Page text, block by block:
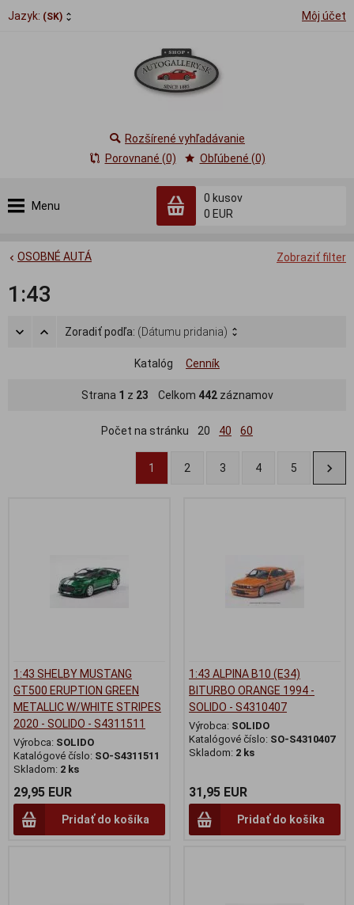
Jazyk: (SK) Môj účet
Menu
0 kusov
0 EUR
Rozšírené vyhľadávanie
Porovnané (0)
Obľúbené (0)
Zobraziť filter
OSOBNÉ AUTÁ
1:43
Zoradiť podľa: (Dátumu pridania)
Katalóg Cenník
Strana 1 z 23 Celkom 442záznamov
Počet na stránku 20 40 60
1 2 3 4 5
1:43 SHELBY MUSTANG
GT500 ERUPTION GREEN
METALLIC W/WHITE STRIPES
2020 - SOLIDO - S4311511
Výrobca: SOLIDO
Katalógové číslo: SO-S4311511
Skladom: 2 ks
29,95 EUR
Pridať do košíka
1:43 ALPINA B10 (E34)
BITURBO ORANGE 1994 -
SOLIDO - S4310407
Výrobca: SOLIDO
Katalógové číslo: SO-S4310407
Skladom: 2 ks
31,95 EUR
Pridať do košíka